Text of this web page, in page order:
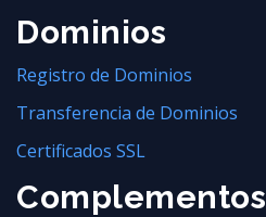
Dominios
Registro de Dominios
Transferencia de Dominios
Certificados SSL
Complementos